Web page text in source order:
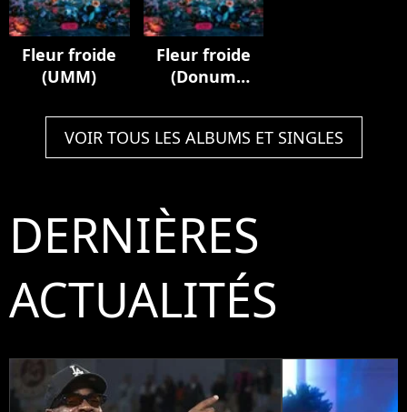
Fleur froide
(UMM)
Fleur froide
(Donum
VOIR TOUS LES ALBUMS ET SINGLES
DERNIÈRES
ACTUALITÉS